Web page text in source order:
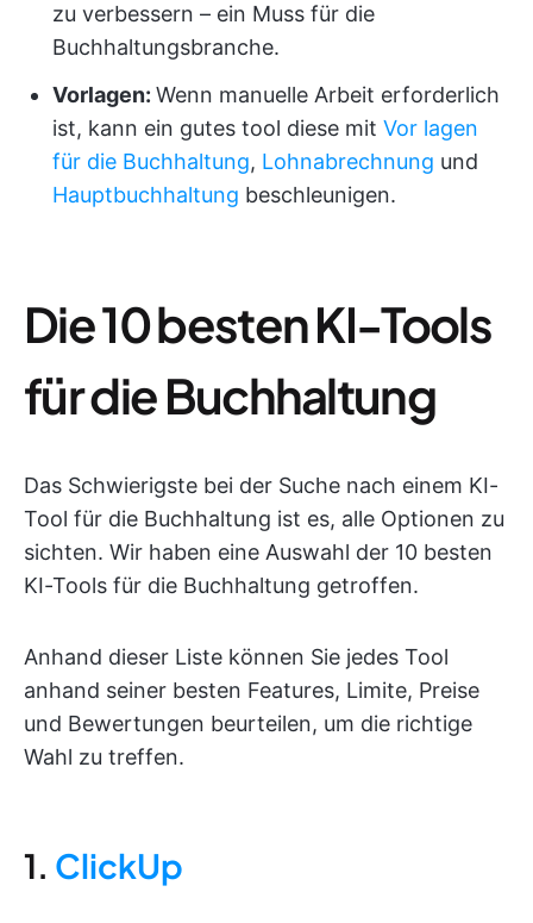
zu verbessern – ein Muss für die
Buchhaltungsbranche.
Vorlagen: Wenn manuelle Arbeit erforderlich
ist, kann ein gutes tool diese mit Vor lagen
für die Buchhaltung, Lohnabrechnung und
Hauptbuchhaltung beschleunigen.
Die 10 besten KI-Tools
für die Buchhaltung
Das Schwierigste bei der Suche nach einem KI-
Tool für die Buchhaltung ist es, alle Optionen zu
sichten. Wir haben eine Auswahl der 10 besten
KI-Tools für die Buchhaltung getroffen.
Anhand dieser Liste können Sie jedes Tool
anhand seiner besten Features, Limite, Preise
und Bewertungen beurteilen, um die richtige
Wahl zu treffen.
1. ClickUp